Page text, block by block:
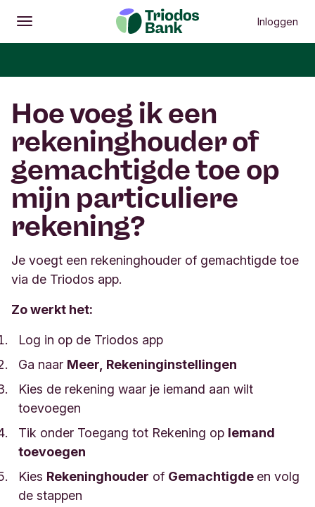
Openen
Hoofdmenu Inloggen
Hoe voeg ik een
rekeninghouder of
gemachtigde toe op
mijn particuliere
rekening?
Je voegt een rekeninghouder of gemachtigde toe
via de Triodos app.
Zo werkt het:
Log in op de Triodos app
Ga naar Meer, Rekeninginstellingen
Kies de rekening waar je iemand aan wilt
toevoegen
Tik onder Toegang tot Rekening op Iemand
toevoegen
Kies Rekeninghouder of Gemachtigde en volg
de stappen